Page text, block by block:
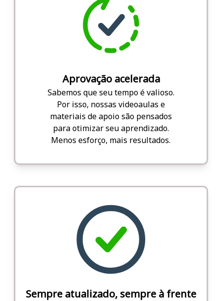
Aprovação acelerada
Sabemos que seu tempo é valioso.
Por isso, nossas videoaulas e
materiais de apoio são pensados
para otimizar seu aprendizado.
Menos esforço, mais resultados.
Sempre atualizado, sempre à frente